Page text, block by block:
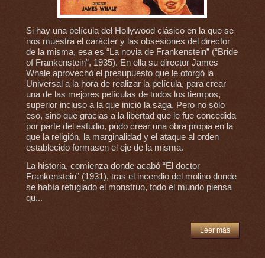
Si hay una película del Hollywood clásico en la que se
nos muestra el carácter y las obsesiones del director
de la misma, esa es “La novia de Frankenstein” (“Bride
of Frankenstein”, 1935). En ella su director James
Whale aprovechó el presupuesto que le otorgó la
Universal a la hora de realizar la película, para crear
una de las mejores películas de todos los tiempos,
superior incluso a la que inició la saga. Pero no sólo
eso, sino que gracias a la libertad que le fue concedida
por parte del estudio, pudo crear una obra propia en la
que la religión, la marginalidad y el ataque al orden
establecido formasen el eje de la misma.
La historia, comienza donde acabó “El doctor
Frankenstein” (1931), tras el incendio del molino donde
se había refugiado el monstruo, todo el mundo piensa
qu...
Leer más